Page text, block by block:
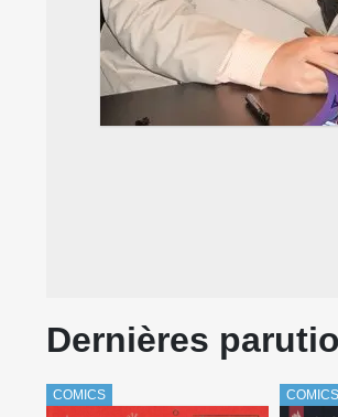
Dernières
COMICS COMICS